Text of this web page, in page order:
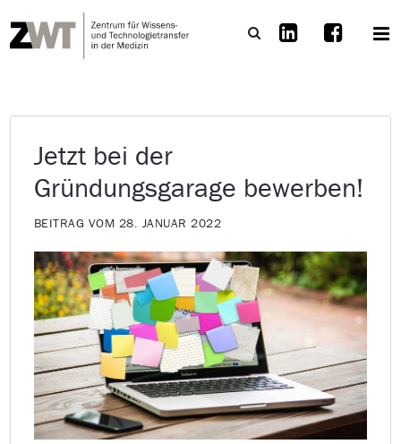
Jetzt bei der
Gründungsgarage bewerben!
BEITRAG VOM 28. JANUAR 2022